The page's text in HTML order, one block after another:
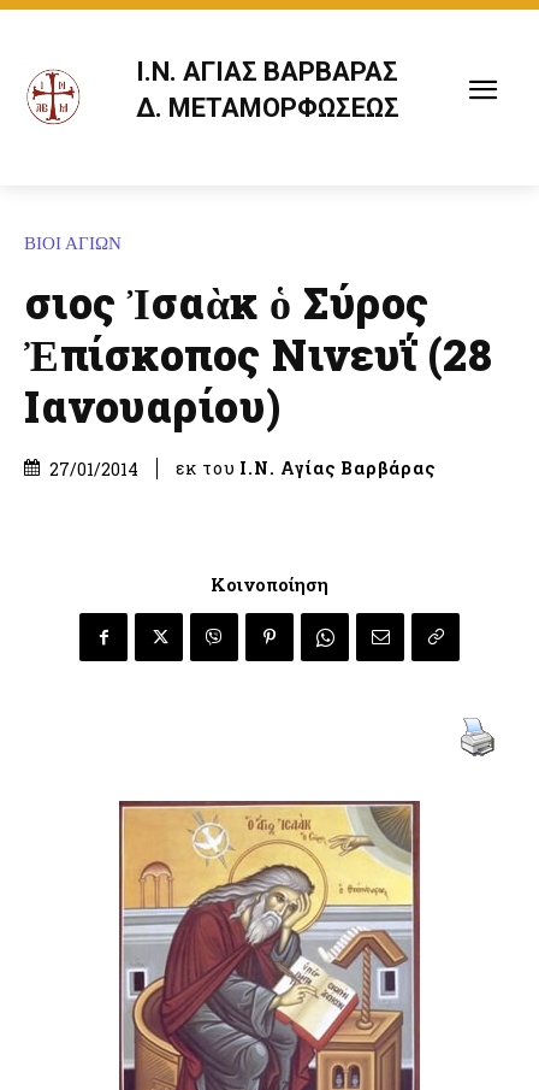
Ι.Ν. ΑΓΙΑΣ ΒΑΡΒΑΡΑΣ
Δ. ΜΕΤΑΜΟΡΦΩΣΕΩΣ
ΒΙΟΙ ΑΓΙΩΝ
Ὅσιος Ἰσαὰκ ὁ Σύρος
Ἐπίσκοπος Νινευΐ (28
Ιανουαρίου)
27/01/2014 εκ του Ι.Ν. Αγίας Βαρβάρας
Κοινοποίηση